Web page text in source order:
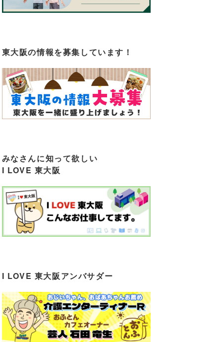
東大阪の情報を募集しています！
みなさんに知って欲しい
I LOVE 東大阪
I LOVE 東大阪アンバサダー